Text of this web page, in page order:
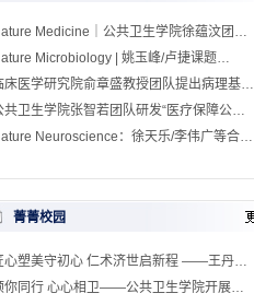
Medicine｜公共卫生学院徐蕴汶团…
Microbiology | 姚玉峰/卢捷课题…
床医学研究院俞章盛教授团队提出病理基…
共卫生学院张智若团队研发“医疗保障公…
Neuroscience：徐天乐/李伟广等合…
菁菁校园
心塑美守初心 仁术济世启新程 ——王丹…
你同行 心心相卫——公共卫生学院开展…